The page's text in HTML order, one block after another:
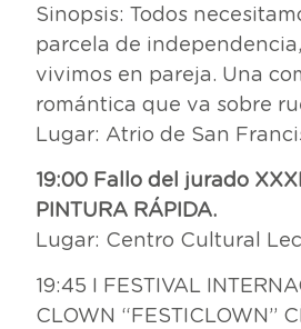
Sinopsis: Todos
parcela de
vivimos en pareja. Una
romántica que va sobre
Lugar: Atrio de San
19:00 Fallo del jurado
PINTURA RÁPIDA.
Lugar: Centro Cultural
19:45 I FESTIVAL
CLOWN “FESTICLOWN”